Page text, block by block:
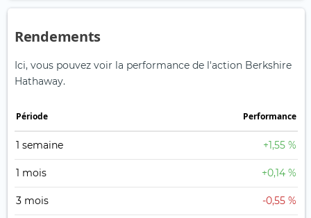
Rendements
Ici, vous pouvez voir la performance de l'action Berkshire
Hathaway.
Période Performance
1 semaine +1,55 %
1 mois +0,14 %
3 mois -0,55 %